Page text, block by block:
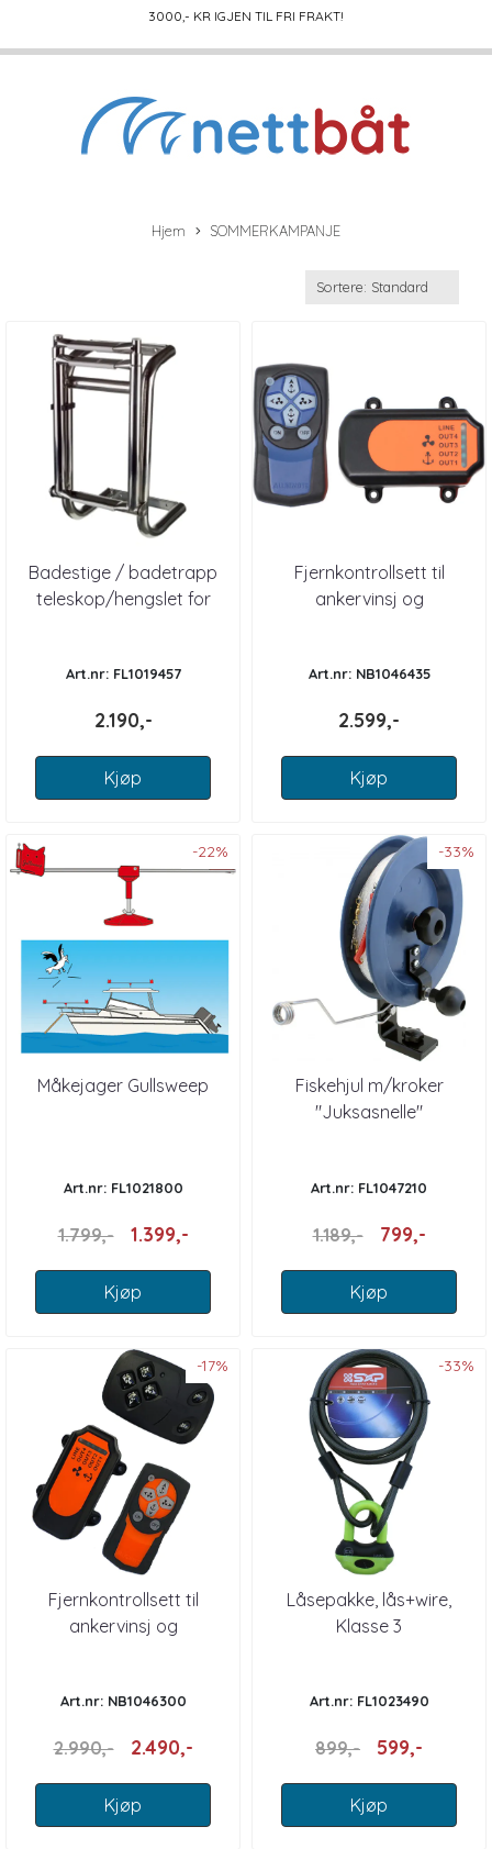
3000,- KR IGJEN TIL FRI FRAKT!
Hjem SOMMERKAMPANJE
Badestige / badetrapp
teleskop/hengslet for
Art.nr: FL1019457
2.190,-
Kjøp
Fjernkontrollsett til
ankervinsj og
Art.nr: NB1046435
2.599,-
Kjøp
-22%
Måkejager Gullsweep
Art.nr: FL1021800
1.799,- 1.399,-
Kjøp
-33%
Fiskehjul m/kroker
"Juksasnelle"
Art.nr: FL1047210
1.189,- 799,-
Kjøp
-17%
Fjernkontrollsett til
ankervinsj og
Art.nr: NB1046300
2.990,- 2.490,-
Kjøp
-33%
Låsepakke, lås+wire,
Klasse 3
Art.nr: FL1023490
899,- 599,-
Kjøp